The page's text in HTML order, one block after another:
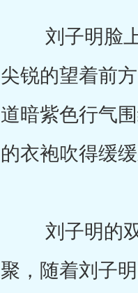
刘子明脸上
尖锐的望着前
道暗紫色行气
的衣袍吹得缓缓
刘子明的双
聚，随着刘子